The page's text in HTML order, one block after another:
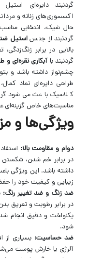
گردنبند دایره‌ای
اکسسوری‌های زنانه و
حال شیک، انتخابی
گردنبند از جنساستیل
بالایی در برابر
گردنبند با آبکاری نقره‌ای و
چشم‌نواز داشته باشد و
طراحی دایره‌ای نماد
کلاسیک باعث می‌شود
مناسبت‌های خاص گزینه‌ای
ویژگی‌ها و
دوام و مقاومت بالا:
در برابر خم شدن، شکستن
داشته باشد. این ویژگی
زیبایی و کیفیت خود را
ضد زنگ و ضد تغییر رنگ:
در برابر رطوبت و تعریق
یکنواخت و دقیق انجام
شود.
ضد حساسیت: بسیاری از
آلرژی یا خارش پوست